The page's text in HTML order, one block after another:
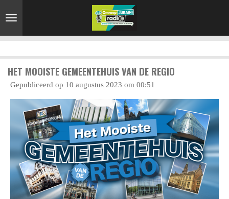
direct
naar
HET MOOISTE GEMEENTEHUIS VAN DE REGIO
Gepubliceerd op 10 augustus 2023 om 00:51